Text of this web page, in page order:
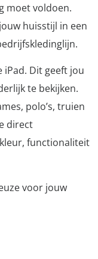
moet voldoen.
huisstijl in een
Dit geeft jou
te bekijken.
polo’s, truien
direct
functionaliteit
voor jouw